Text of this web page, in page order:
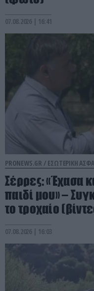
07.08.2026 | 16:41
PRONEWS.GR / ΕΣΩΤΕΡΙΚΗ
Σέρρες: «Έχασα
παιδί μου» –
το τροχαίο
07.08.2026 | 16:03